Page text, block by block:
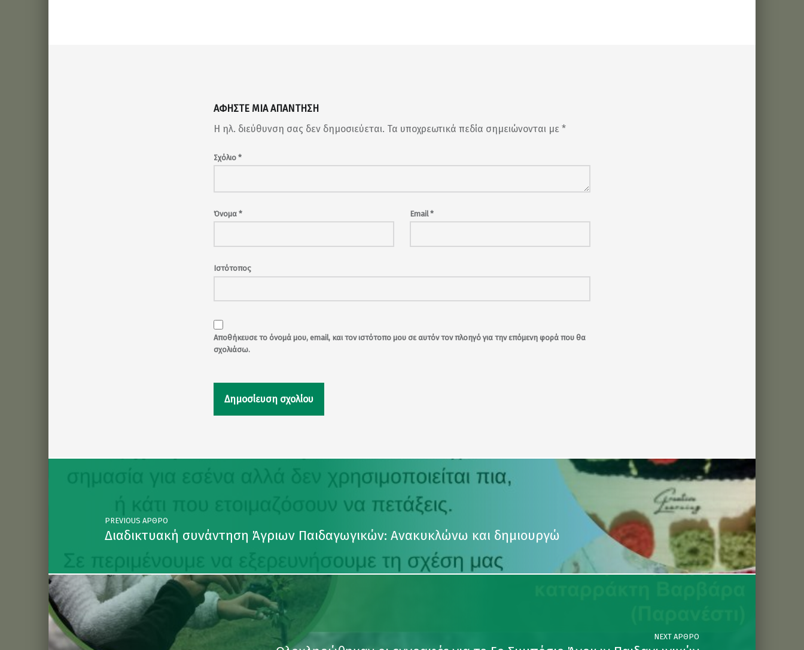
ΑΦΉΣΤΕ ΜΙΑ ΑΠΆΝΤΗΣΗ
Η ηλ. διεύθυνση σας δεν δημοσιεύεται. Τα υποχρεωτικά πεδία σημειώνονται με *
Σχόλιο *
Όνομα * Email*
Ιστότοπος
Αποθήκευσε το όνομά μου, email, και τον ιστότοπο μου σε αυτόν τον πλοηγό για την επόμενη φορά που θα
σχολιάσω.
Post navigation
PREVIOUS ΆΡΘΡΟ
Διαδικτυακή συνάντηση Άγριων Παιδαγωγικών: Ανακυκλώνω και δημιουργώ
NEXT ΆΡΘΡΟ